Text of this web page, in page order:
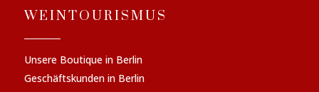
WEINTOURISMUS
Unsere Boutique in Berlin
Geschäftskunden in Berlin